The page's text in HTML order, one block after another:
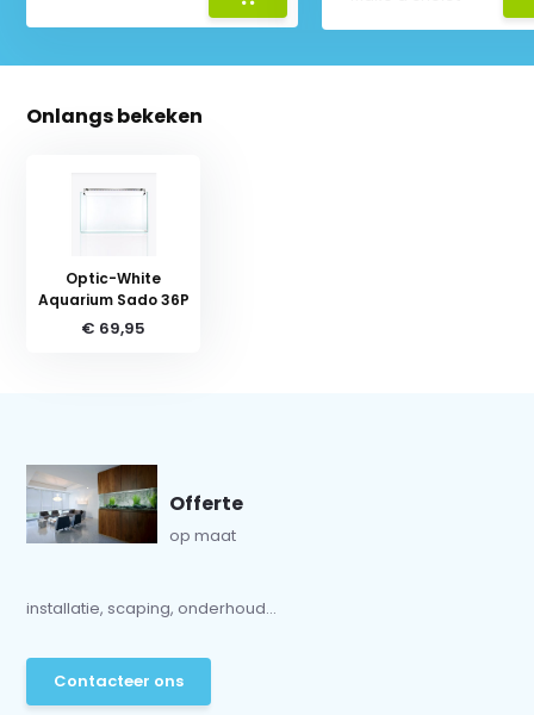
Onlangs bekeken
Optic-White
Aquarium Sado 36P
€ 69,95
Offerte
op maat
installatie, scaping, onderhoud...
Contacteer ons